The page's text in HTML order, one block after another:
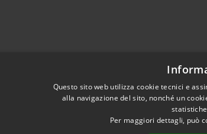
Questo sito web utilizza cookie tecnici e
alla navigazione del sito, nonché un
Per maggiori dettagli, può